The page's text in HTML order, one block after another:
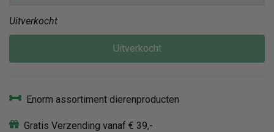
Uitverkocht
Uitverkocht
Enorm assortiment dierenproducten
Gratis Verzending vanaf € 39,-